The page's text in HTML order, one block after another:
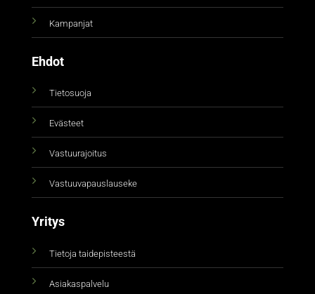
Kampanjat
Ehdot
Tietosuoja
Evästeet
Vastuurajoitus
Vastuuvapauslauseke
Yritys
Tietoja taidepisteestä
Asiakaspalvelu